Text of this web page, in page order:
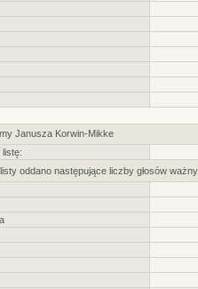
Janusza Korwin-Mikke
listę:
oddano następujące liczby głosów